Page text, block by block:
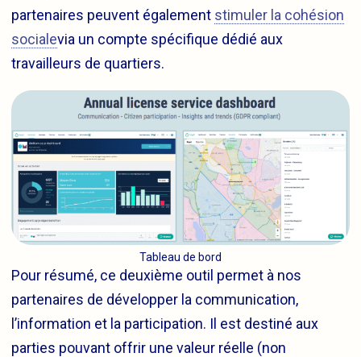
partenaires peuvent également stimuler la cohésion
socialevia un compte spécifique dédié aux
travailleurs de quartiers.
Tableau de bord
Pour résumé, ce deuxième outil permet à nos
partenaires de développer la communication,
l’information et la participation. Il est destiné aux
parties pouvant offrir une valeur réelle (non